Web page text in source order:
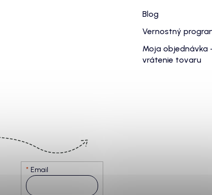
Email
Blog
Vernostný
Moja objednávka
vrátenie tovaru